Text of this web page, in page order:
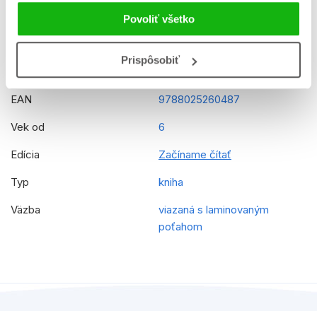
Povoliť všetko
Prispôsobiť
slovenčina
Rady Šmolkovia
EAN 9788025260487
Vek od 6
Edícia Začíname čítať
Typ kniha
Väzba
viazaná s laminovaným
poťahom